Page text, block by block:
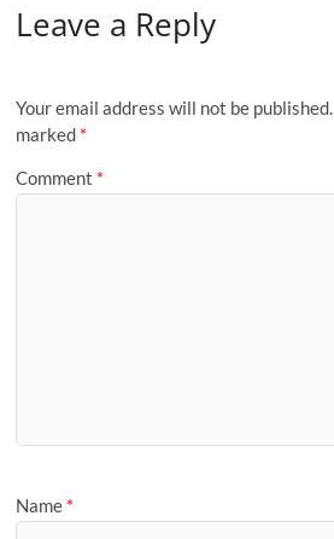
b
o
k
d
n
e
Leave a Reply
Your email address will not be published.
marked *
Comment *
Name *